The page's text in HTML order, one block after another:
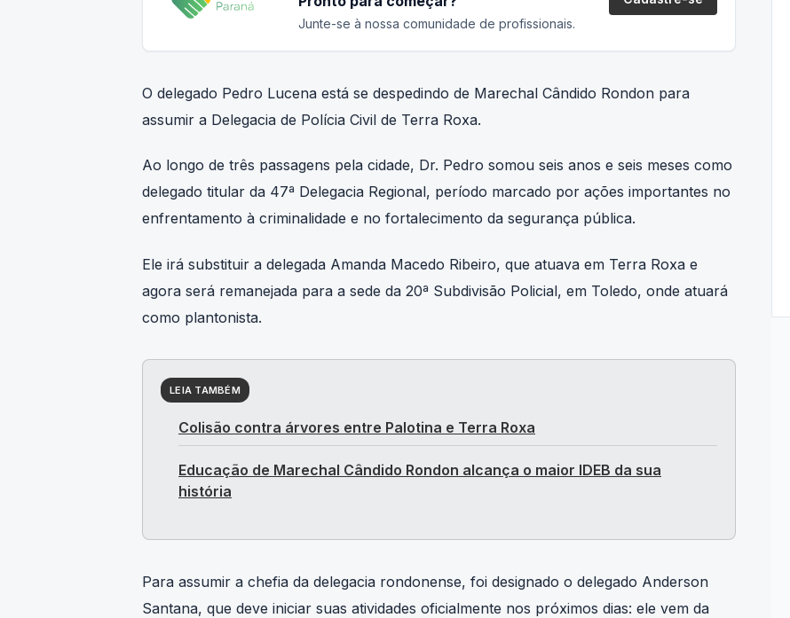
Junte-se à nossa comunidade de profissionais.
O delegado Pedro Lucena está se despedindo de Marechal Cândido Rondon para
assumir a Delegacia de Polícia Civil de Terra Roxa.
Ao longo de três passagens pela cidade, Dr. Pedro somou seis anos e seis meses como
delegado titular da 47ª Delegacia Regional, período marcado por ações importantes no
enfrentamento à criminalidade e no fortalecimento da segurança pública.
Ele irá substituir a delegada Amanda Macedo Ribeiro, que atuava em Terra Roxa e
agora será remanejada para a sede da 20ª Subdivisão Policial, em Toledo, onde atuará
como plantonista.
LEIA TAMBÉM
Colisão contra árvores entre Palotina e Terra Roxa
Educação de Marechal Cândido Rondon alcança o maior IDEB da sua
história
Para assumir a chefia da delegacia rondonense, foi designado o delegado Anderson
Santana, que deve iniciar suas atividades oficialmente nos próximos dias: ele vem da